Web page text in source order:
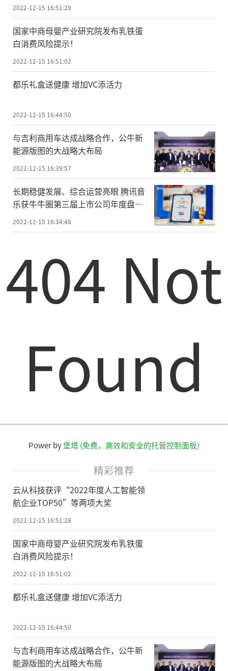
2022-12-15 16:51:28
国家中商母婴产业研究院发布乳铁蛋
白消费风险提示！
2022-12-15 16:51:02
都乐礼盒送健康 增加VC添活力
2022-12-15 16:44:50
与吉利商用车达成战略合作，公牛新
能源版图的大战略大布局
2022-12-15 16:39:57
长期稳健发展、综合运营亮眼 腾讯音
乐获牛牛圈第三届上市公司年度盘点
2022-12-15 16:34:48
404 Not
Found
Power by堡塔 (免费，高效和安全的托管控制面板)
精彩推荐
云从科技获评“2022年度人工智能领
航企业TOP50”等两项大奖
2022-12-15 16:51:28
国家中商母婴产业研究院发布乳铁蛋
白消费风险提示！
2022-12-15 16:51:02
都乐礼盒送健康 增加VC添活力
2022-12-15 16:44:50
与吉利商用车达成战略合作，公牛新
能源版图的大战略大布局